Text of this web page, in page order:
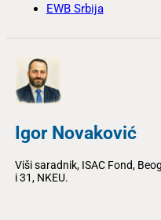
EWB Srbija
Igor Novaković
Viši saradnik, ISAC Fond,
i 31, NKEU.